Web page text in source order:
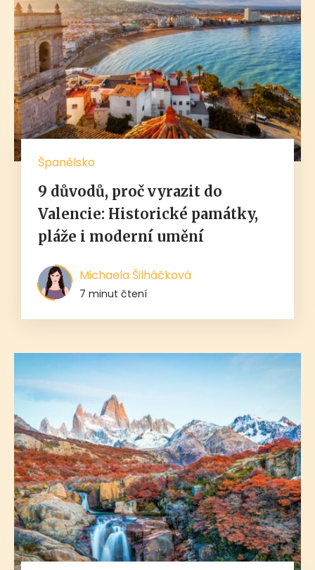
Španělsko
9 důvodů, proč vyrazit do
Valencie: Historické památky,
pláže i moderní umění
Michaela Šilháčková
7 minut čtení